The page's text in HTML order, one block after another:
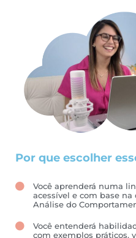
Por que escolher
Você aprenderá numa
acessível e com base na
Análise do
Você entenderá
com exemplos práticos,